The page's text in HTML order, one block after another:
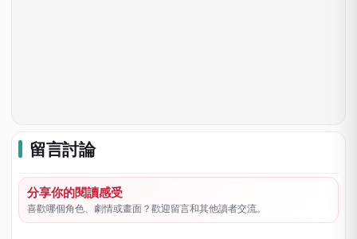
留言討論
分享你的閱讀感受
喜歡哪個角色、劇情或畫面？歡迎留言和其他讀者交流。